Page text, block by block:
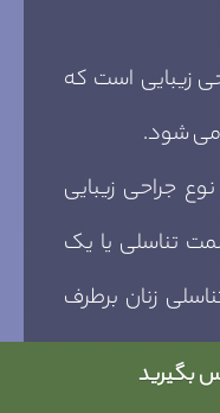
زیبایی است که
می شود.
جراحی زیبایی
تناسلی یا یک
زنان برطرف
بگیرید